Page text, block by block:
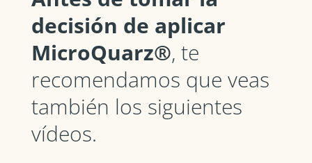
decisión de aplicar
MicroQuarz®, te
recomendamos que veas
también los siguientes
vídeos.